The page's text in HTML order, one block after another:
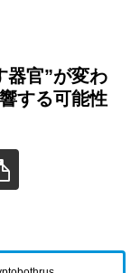
器官”が変わ
する可能性